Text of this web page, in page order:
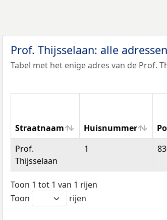
Prof. Thijsselaan: alle adressen
Tabel met het enige adres van de Prof.
Straatnaam Huisnummer
Straatnaam
Huisnummer
Prof.
Thijsselaan
1
Toon 1 tot 1 van 1 rijen
Toon
rijen